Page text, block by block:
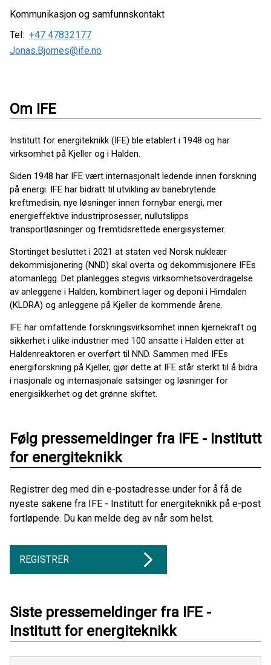
Kommunikasjon og samfunnskontakt
Tel: +47 47832177
Jonas.Bjornes@ife.no
Om IFE
Institutt for energiteknikk (IFE) ble etablert i 1948 og har
virksomhet på Kjeller og i Halden.
Siden 1948 har IFE vært internasjonalt ledende innen forskning
på energi. IFE har bidratt til utvikling av banebrytende
kreftmedisin, nye løsninger innen fornybar energi, mer
energieffektive industriprosesser, nullutslipps
transportløsninger og fremtidsrettede energisystemer.
Stortinget besluttet i 2021 at staten ved Norsk nukleær
dekommisjonering (NND) skal overta og dekommisjonere IFEs
atomanlegg. Det planlegges stegvis virksomhetsoverdragelse
av anleggene i Halden, kombinert lager og deponi i Himdalen
(KLDRA) og anleggene på Kjeller de kommende årene.
IFE har omfattende forskningsvirksomhet innen kjernekraft og
sikkerhet i ulike industrier med 100 ansatte i Halden etter at
Haldenreaktoren er overført til NND. Sammen med IFEs
energiforskning på Kjeller, gjør dette at IFE står sterkt til å bidra
i nasjonale og internasjonale satsinger og løsninger for
energisikkerhet og det grønne skiftet.
Følg pressemeldinger fra IFE - Institutt
for energiteknikk
Registrer deg med din e-postadresse under for å få de
nyeste sakene fra IFE - Institutt for energiteknikk på e-post
fortløpende. Du kan melde deg av når som helst.
REGISTRER
Siste pressemeldinger fra IFE -
Institutt for energiteknikk